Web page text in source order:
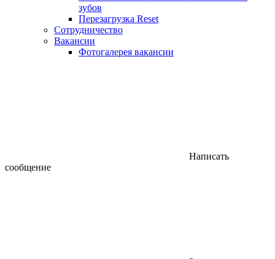
зубов
Перезагрузка Reset
Сотрудничество
Вакансии
Фотогалерея вакансии
Написать
сообщение